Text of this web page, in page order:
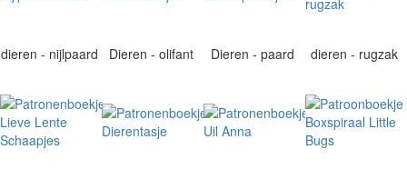
dieren - nijlpaard Dieren - olifant Dieren - paard dieren - rugzak